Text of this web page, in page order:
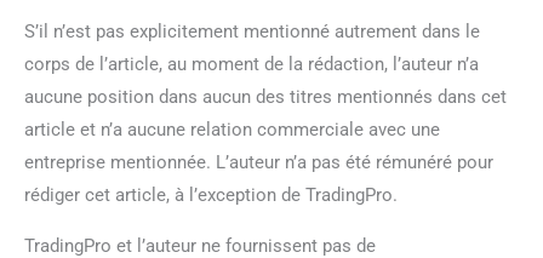
S’il n’est pas explicitement mentionné autrement dans le
corps de l’article, au moment de la rédaction, l’auteur n’a
aucune position dans aucun des titres mentionnés dans cet
article et n’a aucune relation commerciale avec une
entreprise mentionnée. L’auteur n’a pas été rémunéré pour
rédiger cet article, à l’exception de TradingPro.
TradingPro et l’auteur ne fournissent pas de